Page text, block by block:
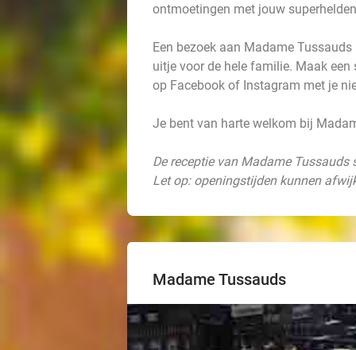
ontmoetingen met jouw
Een bezoek aan Madame
uitje voor de hele familie. Maak een
op Facebook of Instagram met je
Je bent van harte welkom bij
De receptie van Madame
Let op: openingstijden kunnen
Madame Tussauds